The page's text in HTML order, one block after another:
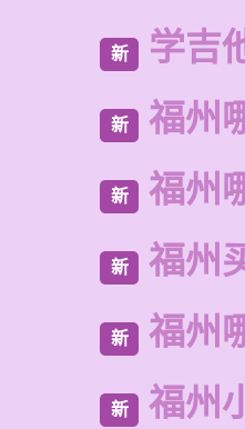
新 学吉
新 福州
新 福州
新 福州
新 福州
新 福州